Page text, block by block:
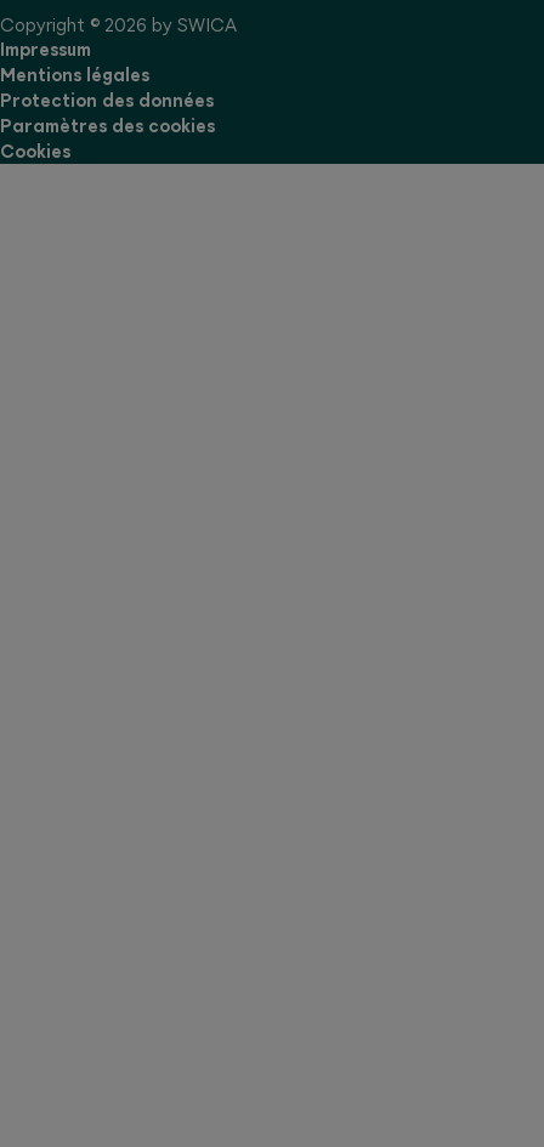
Copyright © 2026 by SWICA
Impressum
Mentions légales
Protection des données
Paramètres des cookies
Cookies